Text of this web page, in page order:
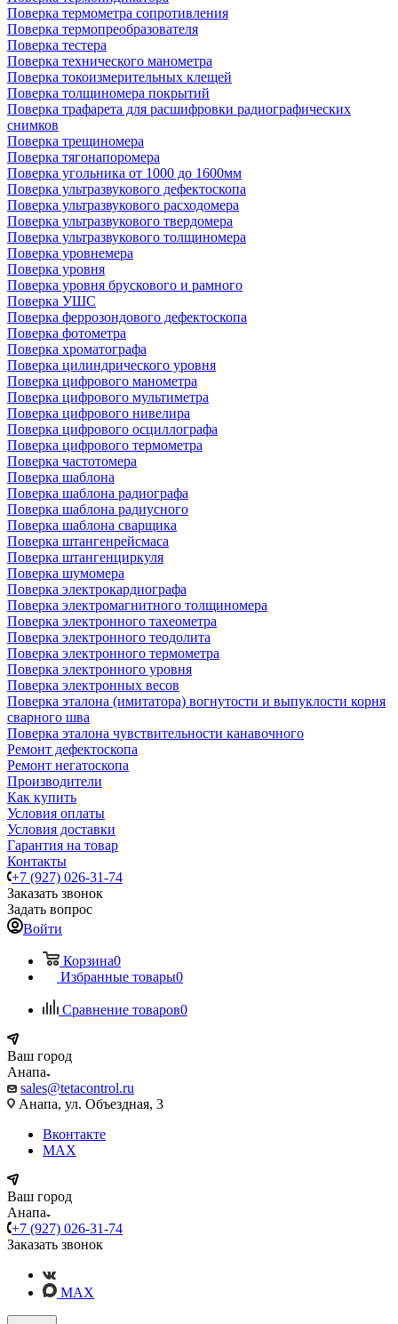
Поверка термометра сопротивления
Поверка термопреобразователя
Поверка тестера
Поверка технического манометра
Поверка токоизмерительных клещей
Поверка толщиномера покрытий
Поверка трафарета для расшифровки радиографических
снимков
Поверка трещиномера
Поверка тягонапоромера
Поверка угольника от 1000 до 1600мм
Поверка ультразвукового дефектоскопа
Поверка ультразвукового расходомера
Поверка ультразвукового твердомера
Поверка ультразвукового толщиномера
Поверка уровнемера
Поверка уровня
Поверка уровня брускового и рамного
Поверка УШС
Поверка феррозондового дефектоскопа
Поверка фотометра
Поверка хроматографа
Поверка цилиндрического уровня
Поверка цифрового манометра
Поверка цифрового мультиметра
Поверка цифрового нивелира
Поверка цифрового осциллографа
Поверка цифрового термометра
Поверка частотомера
Поверка шаблона
Поверка шаблона радиографа
Поверка шаблона радиусного
Поверка шаблона сварщика
Поверка штангенрейсмаса
Поверка штангенциркуля
Поверка шумомера
Поверка электрокардиографа
Поверка электромагнитного толщиномера
Поверка электронного тахеометра
Поверка электронного теодолита
Поверка электронного термометра
Поверка электронного уровня
Поверка электронных весов
Поверка эталона (имитатора) вогнутости и выпуклости корня
сварного шва
Поверка эталона чувствительности канавочного
Ремонт дефектоскопа
Ремонт негатоскопа
Производители
Как купить
Условия оплаты
Условия доставки
Гарантия на товар
Контакты
+7 (927) 026-31-74
Заказать звонок
Задать вопрос
Войти
Корзина0
Избранные товары0
Сравнение товаров0
Ваш город
Анапа
sales@tetacontrol.ru
Анапа, ул. Объездная, 3
Вконтакте
MAX
Ваш город
Анапа
+7 (927) 026-31-74
Заказать звонок
MAX